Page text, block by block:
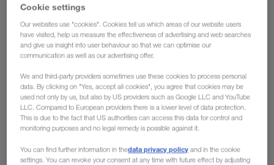
Cookie settings
Our websites use "cookies". Cookies tell us which areas of our website users
have visited, help us measure the effectiveness of advertising and web searches
and give us insight into user behaviour so that we can optimise our
communication as well as our advertising offer.
We and third-party providers sometimes use these cookies to process personal
data. By clicking on "Yes, accept all cookies", you agree that cookies may be
used not only by us, but also by US providers such as Google LLC and YouTube
LLC. Compared to European providers there is a lower level of data protection.
This is due to the fact that US authorities can access this data for control and
monitoring purposes and no legal remedy is possible against it.
You can find further information in thedata privacy policy and in the cookie
settings. You can revoke your consent at any time with future effect by adjusting